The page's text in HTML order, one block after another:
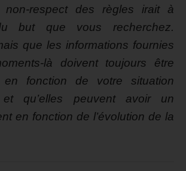
non-respect des règles irait à
but que vous recherchez.
que les informations fournies
là doivent toujours être
en fonction de votre situation
et qu’elles peuvent avoir un
en fonction de l’évolution de la